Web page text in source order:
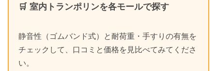
🛒 室内トランポリンを各モールで探す
静音性（ゴムバンド式）と耐荷重・手すりの有無を
チェックして、口コミと価格を見比べてみてくださ
い。